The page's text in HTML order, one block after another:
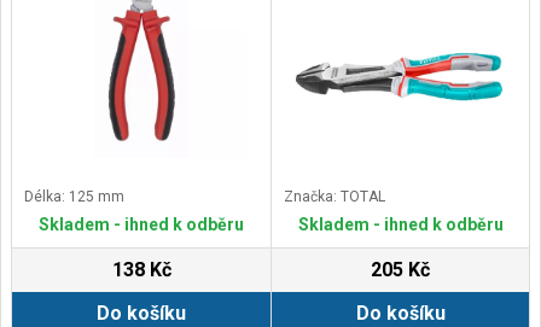
Délka: 125 mm
Skladem - ihned k odběru
138 Kč
Do košíku
Značka: TOTAL
Skladem - ihned k odběru
205 Kč
Do košíku